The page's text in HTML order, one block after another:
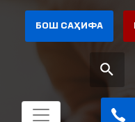
БОШ САҲИФА